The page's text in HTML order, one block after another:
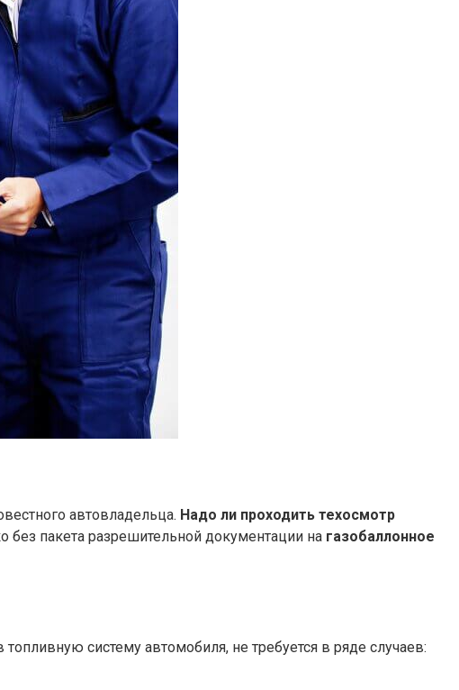
автовладельца. Надо ли проходить техосмотр
пакета разрешительной документации на газобаллонное
систему автомобиля, не требуется в ряде случаев: